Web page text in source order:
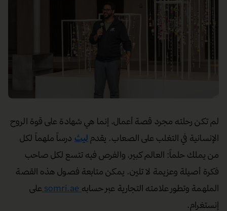
لم تكن رحلته مجرد قصة أعمال، إنما هي شهادة على قوة الروح
الإنسانية في التغلب على الصعاب. يقدم ليث درساً ملهماً لكل
من يملك حلماً: العالم كبير، والفرص فيه تتسع لكل صاحب
فكرة أصيلة وعزيمة لا تلين. يمكن متابعة فصول هذه القصة
الملهمة وتطور علامته التجارية عبر حسابه
على
إنستغرام.